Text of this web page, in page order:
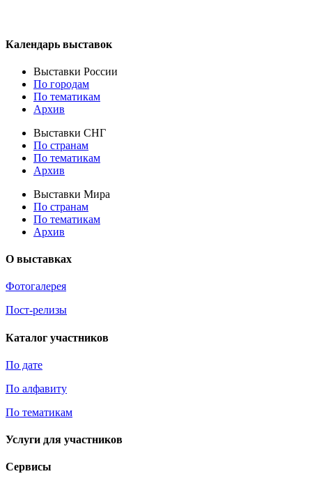
Календарь выставок
Выставки России
По городам
По тематикам
Архив
Выставки СНГ
По странам
По тематикам
Архив
Выставки Мира
По странам
По тематикам
Архив
О выставках
Фотогалерея
Пост-релизы
Каталог участников
По дате
По алфавиту
По тематикам
Услуги для участников
Сервисы